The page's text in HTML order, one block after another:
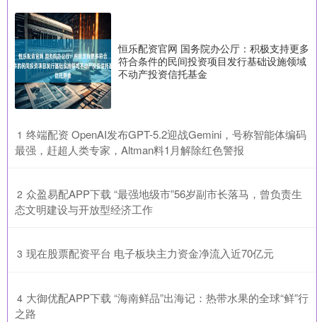
恒乐配资官网 国务院办公厅：积极支持更多
符合条件的民间投资项目发行基础设施领域
不动产投资信托基金
1 ​终端配资 OpenAI发布GPT-5.2迎战Gemini，号称智能体编码
最强，赶超人类专家，Altman料1月解除红色警报
2 ​众盈易配APP下载 “最强地级市”56岁副市长落马，曾负责生
态文明建设与开放型经济工作
3 ​现在股票配资平台 电子板块主力资金净流入近70亿元
4 ​大御优配APP下载 “海南鲜品”出海记：热带水果的全球“鲜”行
之路